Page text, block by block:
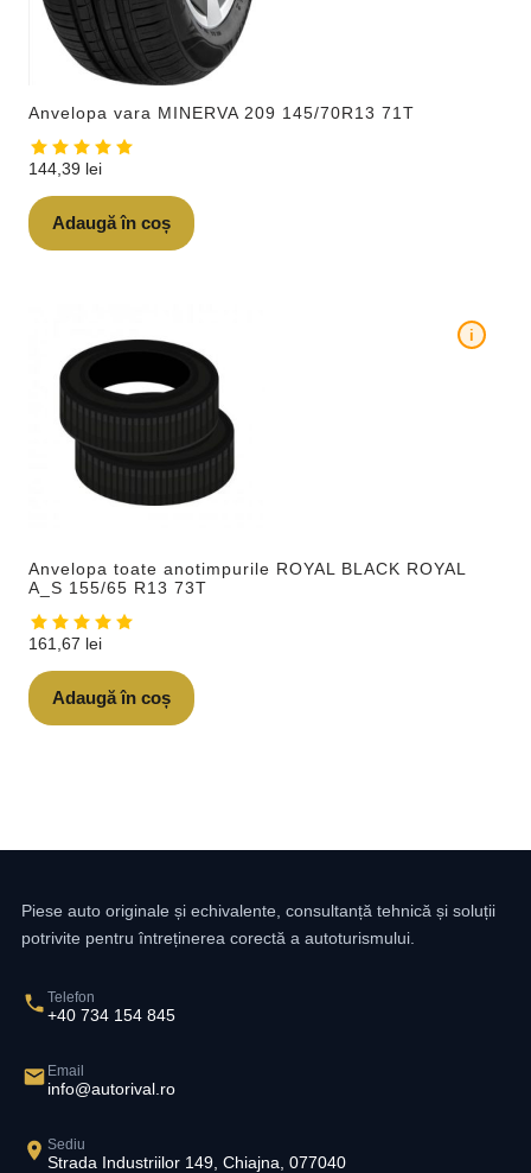
Anvelopa vara MINERVA 209 145/70R13 71T
144,39 lei
Adaugă în coș
Anvelopa toate anotimpurile ROYAL BLACK ROYAL
A_S 155/65 R13 73T
i
161,67 lei
Adaugă în coș
Piese auto originale și echivalente, consultanță tehnică și soluții
potrivite pentru întreținerea corectă a autoturismului.
Telefon
+40 734 154 845
Email
info@autorival.ro
Sediu
Strada Industriilor 149, Chiajna, 077040